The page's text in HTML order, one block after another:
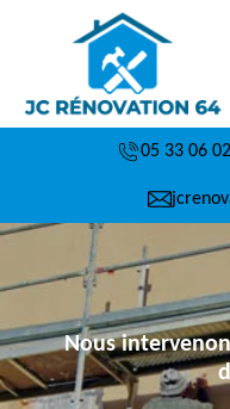
05 33 06
Nous